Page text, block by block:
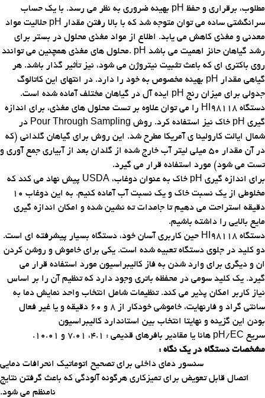
مطلوب، برقراری و حفظ pH بهینه ضروری به نظر می رسد. با یک حساب
سرانگشتی ساده می توان متوجه شد که با بالا رفتن مقدار pH حلالیت مواد
معدنی و مغذی کاهش می یابد. اطلاع از مواد مغذی محلول در بستر برای
رشد گیاهان حائز اهمیت می باشد . pHمحلول های مغذی همچنین می توانند
روی باکتری ای که باعث تثبیت نیتروژن می شود، نیز تأثیر گذار باشد. هر
گیاهی مقدار pH بهینه مخصوص به خود را دارد. در انتهای این کاتالوگ
جدولی برای میزان رنج pH ایده آل در گیاهان مختلف آماده شده است.
دستگاه HI98118 را می توان علاوه بر تست محلول های مغذی، برای اندازه
گیری pH خاک نیز استفاده کرد. روش Pour Through Sampling در
شمال ایالت کارولینا ی آمریکا مطرح شد. این روش برای گیاهان گلدانی (که
در آن مقدار 50 میلی لیتر آب خارج شده از گلدان بعد از آبیاری جمع آوری و
تست می شود) مورد استفاده قرار می گیرد.
برای اندازه گیری pH خاک به عنوان دوغاب، USDA پیش نهاد می کند که
مخلوطی از یک نسبت خاک و یک نسبت آب آماده کنیم. به این دوغاب 10
دقیقه استراحت می دهیم تا جامدات ته نشین شده و امکان اندازه گیری
مایع بالایی را داشته باشیم.
دستگاه HI98118 حین کاربری آسان خود، دستگاه بسیار پیشرفته ای است.
دو کلید در جلوی دستگاه تعبیه شده است. یکی برای خاموش و روشن کردن
ان و دیگری برای وارد شدن به فاز کالیبراسیون مورد استفاده قرار می
گیرد. یک کلید سومی در محفظه باتری وجود دارد که تنظیم آن را بر اساس
نیاز کاربر امکان پذیر می کند. تنظیمات شامل انتخاب واحد نمایش دما به
سانتی گراد و فارنهایت، خاموشی خودکار از 8 و 60 دقیقه و یا غیر فعال
بودن این گزینه و نهایتا انتخاب بین استاندارد کالیبراسیون
سریع pH/EC هانا یا مقادیر بافرهای قدیمی : 4.1، 7.01 و 10.01
.
مشخصات دستگاه در یک نگاه :
سنسور دمای داخلی برای تصحیح اتوماتیک انحرافات دمایی
اتصال قابل تعویض برای تمیزکاری هرگونه آلودگی که باعث گرفتن نتایج
نامنظم می شود.